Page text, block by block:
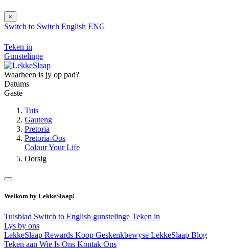
×
Switch to Switch English ENG
Teken in
Gunstelinge
Waarheen is jy op pad?
Datums
Gaste
Tuis
Gauteng
Pretoria
Pretoria-Oos
Colour Your Life
Oorsig
Welkom by LekkeSlaap!
Tuisblad Switch to English gunstelinge Teken in
Lys by ons
LekkeSlaap Rewards Koop Geskenkbewyse LekkeSlaap Blog
Teken aan Wie Is Ons Kontak Ons